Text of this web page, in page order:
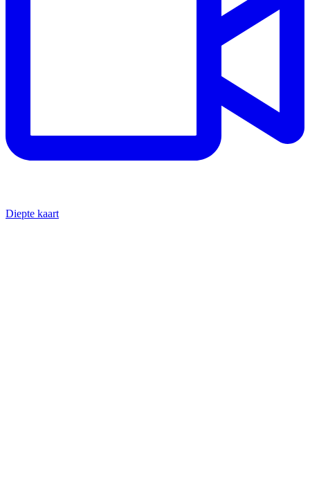
Diepte kaart